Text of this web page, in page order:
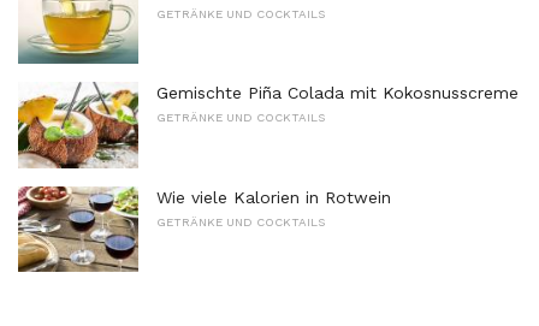
GETRÄNKE UND COCKTAILS
Gemischte Piña Colada mit Kokosnusscreme
GETRÄNKE UND COCKTAILS
Wie viele Kalorien in Rotwein
GETRÄNKE UND COCKTAILS